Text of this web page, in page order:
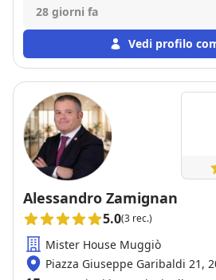
che ha detto e ci ha promesso si
28 giorni fa
Vedi profilo
Alessandro Zamignan
5.0(3 rec.)
Mister House Muggiò
Piazza Giuseppe Garibaldi 21,